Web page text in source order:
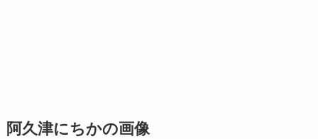
阿久津にちかの画像